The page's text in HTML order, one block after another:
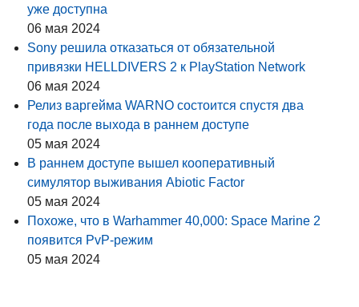
уже доступна
06 мая 2024
Sony решила отказаться от обязательной
привязки HELLDIVERS 2 к PlayStation Network
06 мая 2024
Релиз варгейма WARNO состоится спустя два
года после выхода в раннем доступе
05 мая 2024
В раннем доступе вышел кооперативный
симулятор выживания Abiotic Factor
05 мая 2024
Похоже, что в Warhammer 40,000: Space Marine 2
появится PvP-режим
05 мая 2024